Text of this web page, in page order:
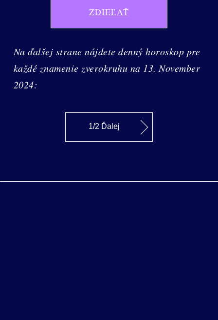
ZDIEĽAŤ
Na ďalšej strane nájdete denný horoskop pre
každé znamenie zverokruhu na 13. November
2024:
1/2 Ďalej